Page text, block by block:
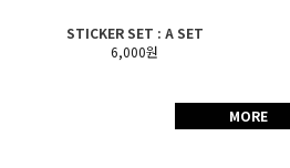
STICKER SET : A SET
6,000원
MORE